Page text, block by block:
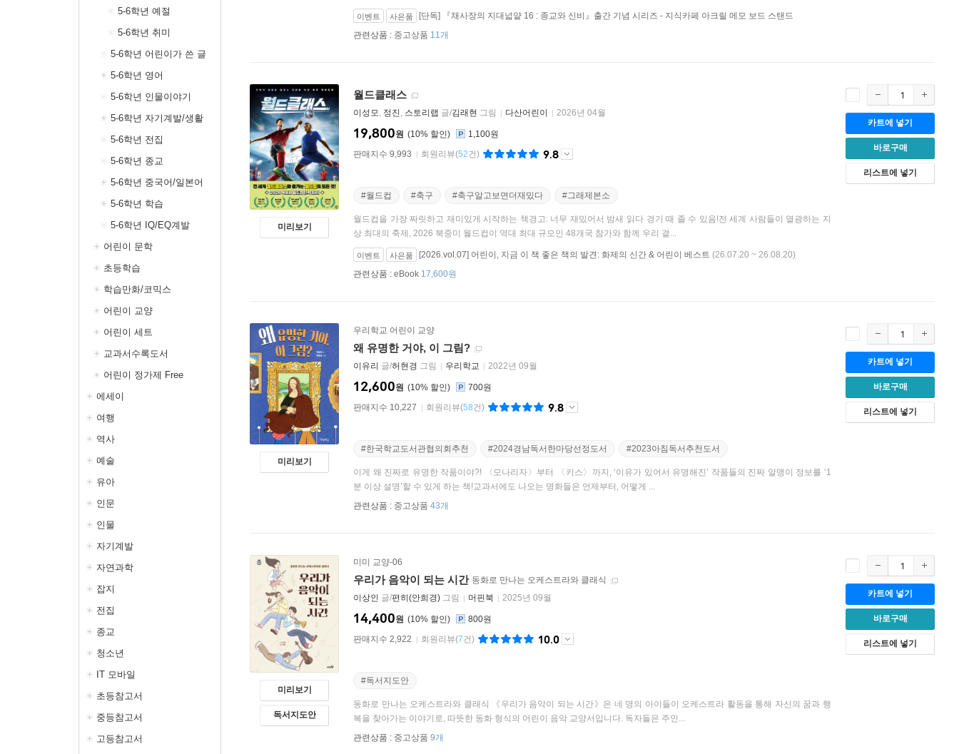
5-6학년 예절
5-6학년 취미
5-6학년 어린이가 쓴 글
5-6학년 영어
5-6학년 인물이야기
5-6학년 자기계발/생활
5-6학년 전집
5-6학년 종교
5-6학년 중국어/일본어
5-6학년 학습
5-6학년 IQ/EQ계발
어린이 문학
초등학습
학습만화/코믹스
어린이 교양
어린이 세트
교과서수록도서
어린이 정가제 Free
에세이
여행
역사
예술
유아
인문
인물
자기계발
자연과학
잡지
전집
종교
청소년
IT 모바일
초등참고서
중등참고서
고등참고서
이벤트 사은품
[단독] 『채사장의 지대넓얕 16 : 종교와 신비』출간 기념 시리즈 - 지식카페 아크릴 메모 보드 스탠드
(26.01.28 ~ 00.12.31)
관련상품 : 중고상품 11개
미리보기
월드클래스
이성모, 정진 , 스토리랩 글/김래현 그림 다산어린이 2026년 04월
10%
19,800원
1,100원
판매지수 9,993
회원리뷰(52건) 9.8
#월드컵 #축구 #축구알고보면더재밌다 #그래제본소
월드컵을 가장 짜릿하고 재미있게 시작하는 책경고: 너무 재밌어서 밤새 읽다 경기 때 졸 수 있음!전 세계 사람들이 열광하는 지
상 최대의 축제, 2026 북중미 월드컵이 역대 최대 규모인 48개국 참가와 함께 우리 곁...
이벤트 사은품 [2026.vol.07] 어린이, 지금 이 책 좋은 책의 발견: 화제의 신간 & 어린이 베스트 (26.07.20 ~ 26.08.20)
관련상품 : eBook 17,600원
카트에 넣기
바로구매
리스트에 넣기
미리보기
우리학교 어린이 교양
왜 유명한 거야, 이 그림?
이유리 글/허현경 그림 우리학교 2022년 09월
10%
12,600원
700원
판매지수 10,227
회원리뷰(58건) 9.8
#한국학교도서관협의회추천 #2024경남독서한마당선정도서 #2023아침독서추천도서
이게 왜 진짜로 유명한 작품이야?! 〈모나리자〉부터 〈키스〉까지, ‘이유가 있어서 유명해진’ 작품들의 진짜 알맹이 정보를 ‘1
분 이상 설명’할 수 있게 하는 책!교과서에도 나오는 명화들은 언제부터, 어떻게 ...
관련상품 : 중고상품 43개
카트에 넣기
바로구매
리스트에 넣기
미리보기
독서지도안
미미 교양-06
우리가 음악이 되는 시간 동화로 만나는 오케스트라와 클래식
이상인 글/편히(안희경) 그림 머핀북 2025년 09월
10%
14,400원
800원
판매지수 2,922
회원리뷰(7건) 10.0
#독서지도안
동화로 만나는 오케스트라와 클래식 《우리가 음악이 되는 시간》은 네 명의 아이들이 오케스트라 활동을 통해 자신의 꿈과 행
복을 찾아가는 이야기로, 따뜻한 동화 형식의 어린이 음악 교양서입니다. 독자들은 주인...
관련상품 : 중고상품 9개
카트에 넣기
바로구매
리스트에 넣기